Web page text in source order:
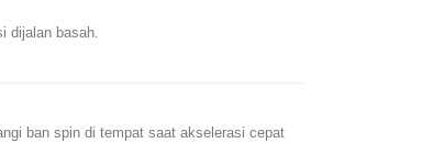
dijalan basah.
ban spin di tempat saat akselerasi cepat